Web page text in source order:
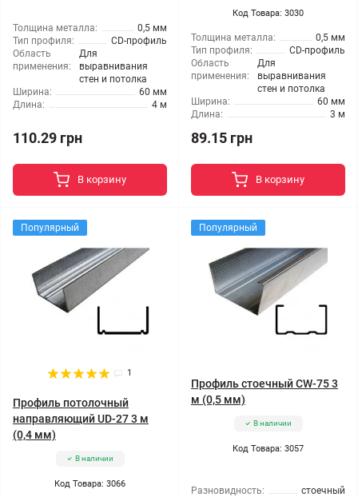
Толщина металла:
0,5 мм
Тип профиля:
CD-профиль
Область
применения:
Для
выравнивания
стен и потолка
Ширина:
60 мм
Длина:
4 м
110.29 грн
В корзину
Код Товара: 3030
Толщина металла:
0,5 мм
Тип профиля:
CD-профиль
Область
применения:
Для
выравнивания
стен и потолка
Ширина:
60 мм
Длина:
3 м
89.15 грн
В корзину
Популярный
1
Профиль потолочный
направляющий UD-27 3 м
(0,4 мм)
В наличии
Код Товара: 3066
Популярный
Профиль стоечный CW-75 3
м (0,5 мм)
В наличии
Код Товара: 3057
Разновидность:
стоечный